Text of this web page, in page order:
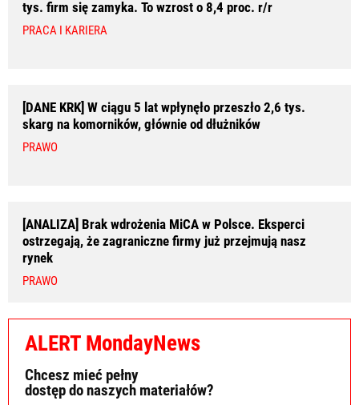
tys. firm się zamyka. To wzrost o 8,4 proc. r/r
PRACA I KARIERA
[DANE KRK] W ciągu 5 lat wpłynęło przeszło 2,6 tys.
skarg na komorników, głównie od dłużników
PRAWO
[ANALIZA] Brak wdrożenia MiCA w Polsce. Eksperci
ostrzegają, że zagraniczne firmy już przejmują nasz
rynek
PRAWO
ALERT MondayNews
Chcesz mieć pełny
dostęp do naszych materiałów?